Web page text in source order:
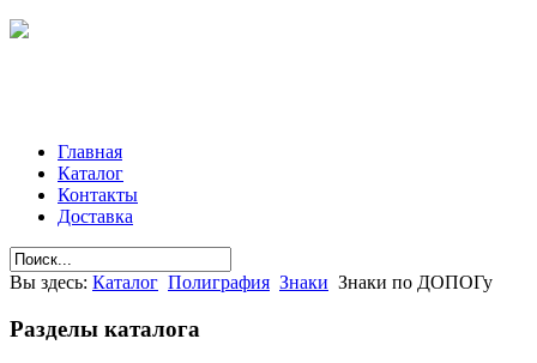
Главная
Каталог
Контакты
Доставка
Вы здесь: Каталог Полиграфия Знаки Знаки по ДОПОГу
Разделы каталога